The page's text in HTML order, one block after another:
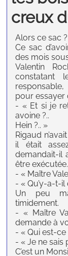
creux
Alors ce sac ?
Ce sac
des mois
Valentin
constatant
pour essayer
- « Et si je
avoine ?..
Hein ?.. »
Rigaud
il était
demandait-il
être exécutée.
- « Maître
- « Qu’y-a-t-il
Un peu
timidement.
- « Maître
demande à
- « Qui est-ce
- « Je ne sais
C’est un